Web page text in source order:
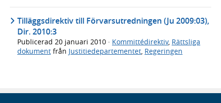
Tilläggsdirektiv till Förvarsutredningen (Ju 2009:03),
Dir. 2010:3
Publicerad 20 januari 2010 · Kommittédirektiv, Rättsliga
dokument från Justitiedepartementet Regeringen